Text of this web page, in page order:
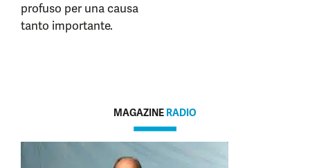
profuso per una causa
tanto importante.
MAGAZINE RADIO